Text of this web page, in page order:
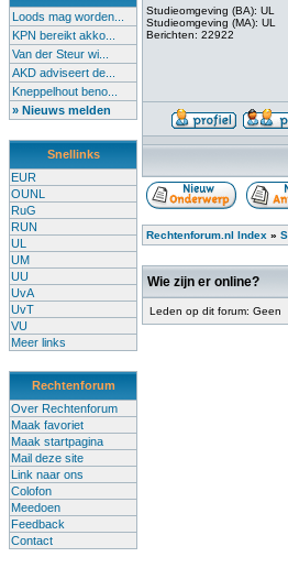
Loods mag worden...
KPN bereikt akko...
Van der Steur wi...
AKD adviseert de...
Kneppelhout beno...
» Nieuws melden
Snellinks
EUR
OUNL
RuG
RUN
UL
UM
UU
UvA
UvT
VU
Meer links
Rechtenforum
Over Rechtenforum
Maak favoriet
Maak startpagina
Mail deze site
Link naar ons
Colofon
Meedoen
Feedback
Contact
Studieomgeving (BA): UL
Studieomgeving (MA): UL
Berichten: 22922
Rechtenforum.nl Index »
Wie zijn er online?
Leden op dit forum: Geen